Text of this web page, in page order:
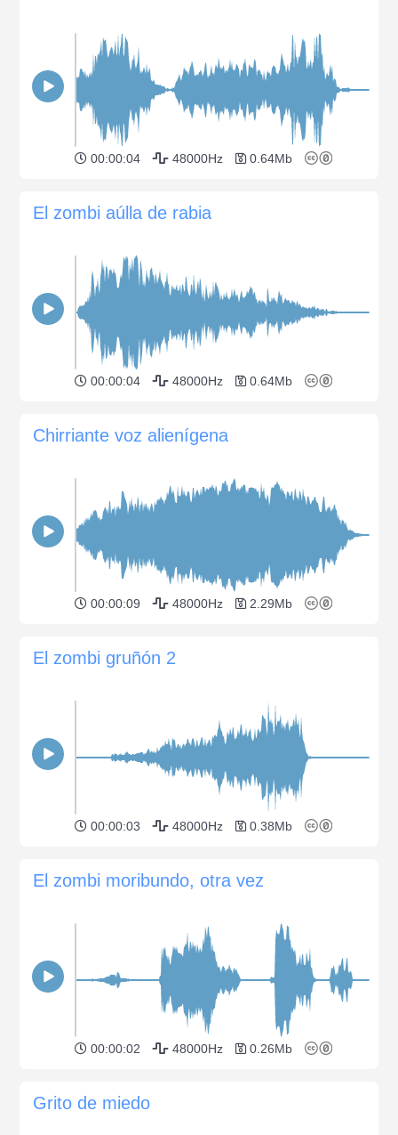
00:00:04 48000Hz 0.64Mb
El zombi aúlla de rabia
00:00:04 48000Hz 0.64Mb
Chirriante voz alienígena
00:00:09 48000Hz 2.29Mb
El zombi gruñón 2
00:00:03 48000Hz 0.38Mb
El zombi moribundo, otra vez
00:00:02 48000Hz 0.26Mb
Grito de miedo